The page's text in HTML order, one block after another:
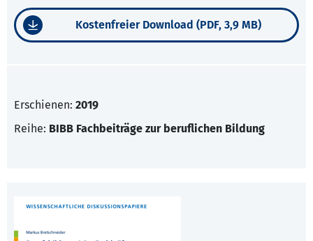
Kostenfreier Download (PDF, 3,9 MB)
Erschienen: 2019
Reihe: BIBB Fachbeiträge zur beruflichen Bildung